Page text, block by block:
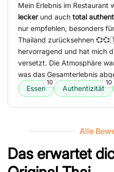
Mein Erlebnis im Restaurant
leckerund auch total
nur empfehlen, besonders
Thailand zurücksehnen
hervorragend und hat mich
versetzt. Die Atmosphäre
was das Gesamterlebnis
Essen
10
Authentizität
10
Alle
Das erwartet